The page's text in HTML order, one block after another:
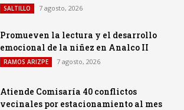
SALTILLO 7 agosto, 2026
Promueven la lectura y el desarrollo
emocional de la niñez en Analco II
RAMOS ARIZPE 7 agosto, 2026
Atiende Comisaría 40 conflictos
vecinales por estacionamiento al mes